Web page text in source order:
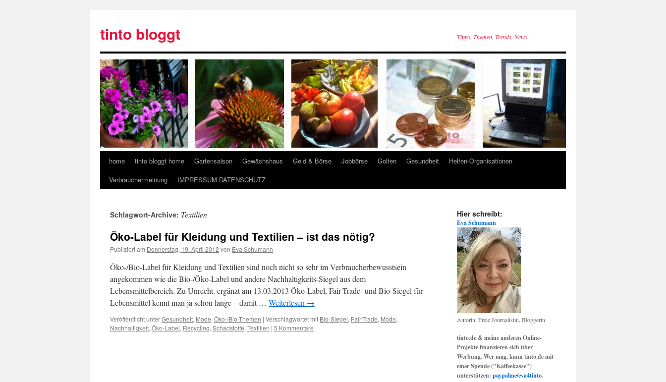
tinto bloggt Tipps, Themen, Trends, News
home tinto bloggt home Gartensaison Gewächshaus Geld & Börse Jobbörse Golfen Gesundheit
Helfen-Organisationen
Verbrauchermeinung
IMPRESSUM DATENSCHUTZ
Schlagwort-Archive: Textilien
Öko-Label für Kleidung und Textilien – ist das nötig?
Publiziert am Donnerstag, 19. April 2012 von Eva Schumann
Öko-/Bio-Label für Kleidung und Textilien sind noch nicht so sehr im Verbraucherbewusstsein
angekommen wie die Bio-/Öko-Label und andere Nachhaltigkeits-Siegel aus dem
Lebensmittelbereich. Zu Unrecht. ergänzt am 13.03.2013 Öko-Label, Fair-Trade- und Bio-Siegel für
Lebensmittel kennt man ja schon lange – damit … Weiterlesen →
Veröffentlicht unterGesundheit, Mode, Öko-/Bio-Themen | Verschlagwortet mit Bio-Siegel, Fair-Trade, Mode,
Nachhaltigkeit, Öko-Label, Recycling, Schadstoffe, Textilien | 5 Kommentare
Hier schreibt:
Eva Schumann
Autorin, Freie Journalistin, Bloggerin
tinto.de & meine anderen Online-
Projekte finanzieren sich über
Werbung. Wer mag, kann tinto.de mit
einer Spende ("Kaffeekasse")
unterstützen: paypalme/eva4tinto.